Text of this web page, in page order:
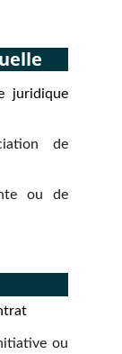
juridique
de
ou de
ou